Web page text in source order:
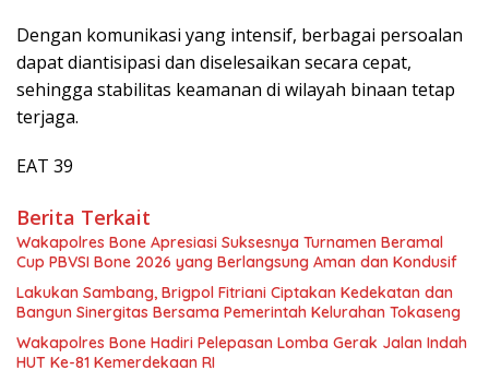
Dengan komunikasi yang intensif, berbagai persoalan
dapat diantisipasi dan diselesaikan secara cepat,
sehingga stabilitas keamanan di wilayah binaan tetap
terjaga.
EAT 39
Berita Terkait
Wakapolres Bone Apresiasi Suksesnya Turnamen Beramal
Cup PBVSI Bone 2026 yang Berlangsung Aman dan Kondusif
Lakukan Sambang, Brigpol Fitriani Ciptakan Kedekatan dan
Bangun Sinergitas Bersama Pemerintah Kelurahan Tokaseng
Wakapolres Bone Hadiri Pelepasan Lomba Gerak Jalan Indah
HUT Ke-81 Kemerdekaan RI